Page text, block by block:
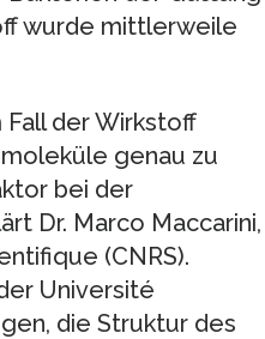
wurde mittlerweile
der Wirkstoff
genau zu
bei der
Dr. Marco Maccarini,
(CNRS).
Université
die Struktur des